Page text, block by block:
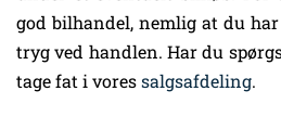
god bilhandel, nemlig at du
tryg ved handlen. Har du
tage fat i voressalgsafdeling.